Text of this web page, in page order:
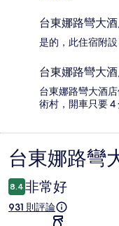
台東娜路彎大
是的，此住宿附設
台東娜路彎大
台東娜路彎大酒
術村，開車只要 4
評
論
台東娜路彎
8.4 非常好
931 則評論